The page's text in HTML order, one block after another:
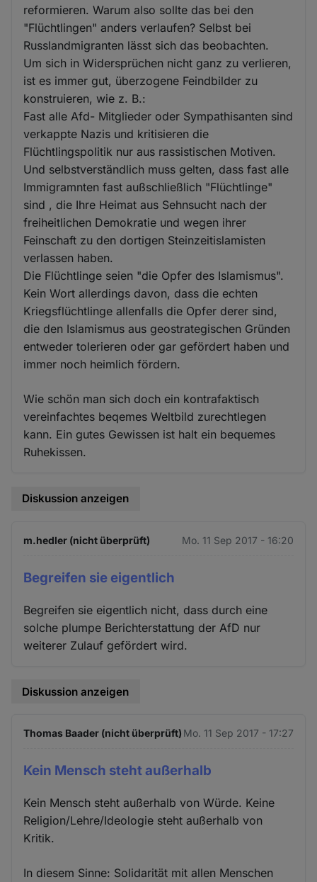
reformieren. Warum also sollte das bei den
"Flüchtlingen" anders verlaufen? Selbst bei
Russlandmigranten lässt sich das beobachten.
Um sich in Widersprüchen nicht ganz zu verlieren,
ist es immer gut, überzogene Feindbilder zu
konstruieren, wie z. B.:
Fast alle Afd- Mitglieder oder Sympathisanten sind
verkappte Nazis und kritisieren die
Flüchtlingspolitik nur aus rassistischen Motiven.
Und selbstverständlich muss gelten, dass fast alle
Immigramnten fast außschließlich "Flüchtlinge"
sind , die Ihre Heimat aus Sehnsucht nach der
freiheitlichen Demokratie und wegen ihrer
Feinschaft zu den dortigen Steinzeitislamisten
verlassen haben.
Die Flüchtlinge seien "die Opfer des Islamismus".
Kein Wort allerdings davon, dass die echten
Kriegsflüchtlinge allenfalls die Opfer derer sind,
die den Islamismus aus geostrategischen Gründen
entweder tolerieren oder gar gefördert haben und
immer noch heimlich fördern.
Wie schön man sich doch ein kontrafaktisch
vereinfachtes beqemes Weltbild zurechtlegen
kann. Ein gutes Gewissen ist halt ein bequemes
Ruhekissen.
Diskussion anzeigen
m.hedler (nicht überprüft) Mo. 11 Sep 2017 - 16:20
Begreifen sie eigentlich
Begreifen sie eigentlich nicht, dass durch eine
solche plumpe Berichterstattung der AfD nur
weiterer Zulauf gefördert wird.
Diskussion anzeigen
Thomas Baader (nicht überprüft) Mo. 11 Sep 2017 - 17:27
Kein Mensch steht außerhalb
Kein Mensch steht außerhalb von Würde. Keine
Religion/Lehre/Ideologie steht außerhalb von
Kritik.
In diesem Sinne: Solidarität mit allen Menschen